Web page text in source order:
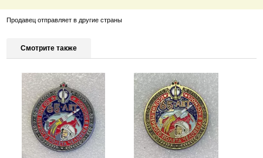
Продавец отправляет в другие страны
Смотрите также